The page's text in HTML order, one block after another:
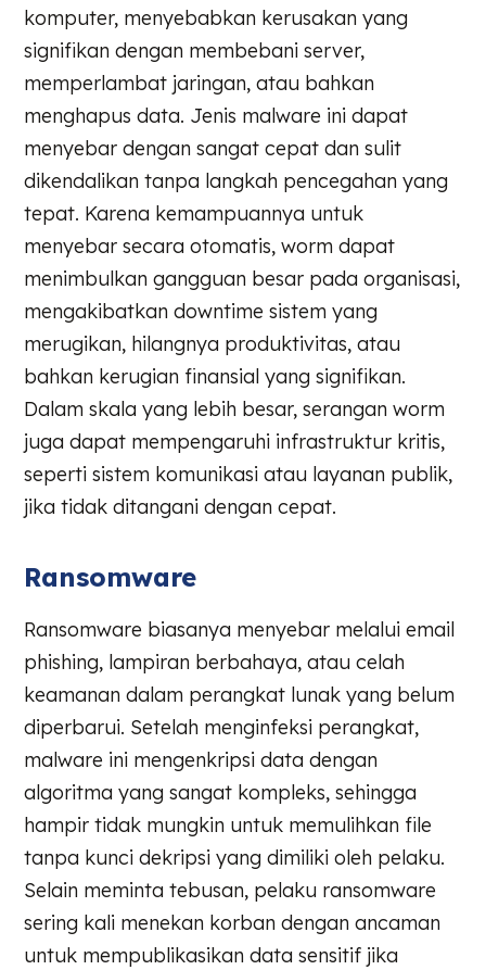
komputer, menyebabkan kerusakan yang
signifikan dengan membebani server,
memperlambat jaringan, atau bahkan
menghapus data. Jenis malware ini dapat
menyebar dengan sangat cepat dan sulit
dikendalikan tanpa langkah pencegahan yang
tepat. Karena kemampuannya untuk
menyebar secara otomatis, worm dapat
menimbulkan gangguan besar pada organisasi,
mengakibatkan downtime sistem yang
merugikan, hilangnya produktivitas, atau
bahkan kerugian finansial yang signifikan.
Dalam skala yang lebih besar, serangan worm
juga dapat mempengaruhi infrastruktur kritis,
seperti sistem komunikasi atau layanan publik,
jika tidak ditangani dengan cepat.
Ransomware
Ransomware biasanya menyebar melalui email
phishing, lampiran berbahaya, atau celah
keamanan dalam perangkat lunak yang belum
diperbarui. Setelah menginfeksi perangkat,
malware ini mengenkripsi data dengan
algoritma yang sangat kompleks, sehingga
hampir tidak mungkin untuk memulihkan file
tanpa kunci dekripsi yang dimiliki oleh pelaku.
Selain meminta tebusan, pelaku ransomware
sering kali menekan korban dengan ancaman
untuk mempublikasikan data sensitif jika